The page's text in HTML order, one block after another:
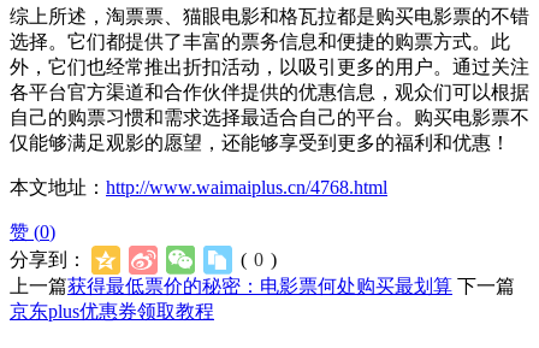
综上所述，淘票票、猫眼电影和格瓦拉都是购买电影票的不错
选择。它们都提供了丰富的票务信息和便捷的购票方式。此
外，它们也经常推出折扣活动，以吸引更多的用户。通过关注
各平台官方渠道和合作伙伴提供的优惠信息，观众们可以根据
自己的购票习惯和需求选择最适合自己的平台。购买电影票不
仅能够满足观影的愿望，还能够享受到更多的福利和优惠！
本文地址： http://www.waimaiplus.cn/4768.html
赞 (0)
分享到：
( 0 )
上一篇获得最低票价的秘密：电影票何处购买最划算 下一篇
京东plus优惠券领取教程